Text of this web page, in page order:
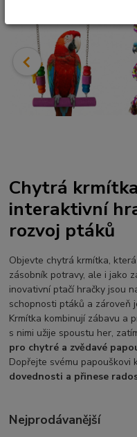
Chytrá
interaktivní
rozvoj ptáků
Objevte chytrá krmítka,
zásobník potravy, ale i jako
inovativní ptačí hračky jsou
schopnosti ptáků a zároveň
Krmítka kombinují zábavu a
s nimi užije spoustu her,
pro chytré a zvědavé
Dopřejte svému papouškovi
dovednosti a přinese
Nejprodávanější